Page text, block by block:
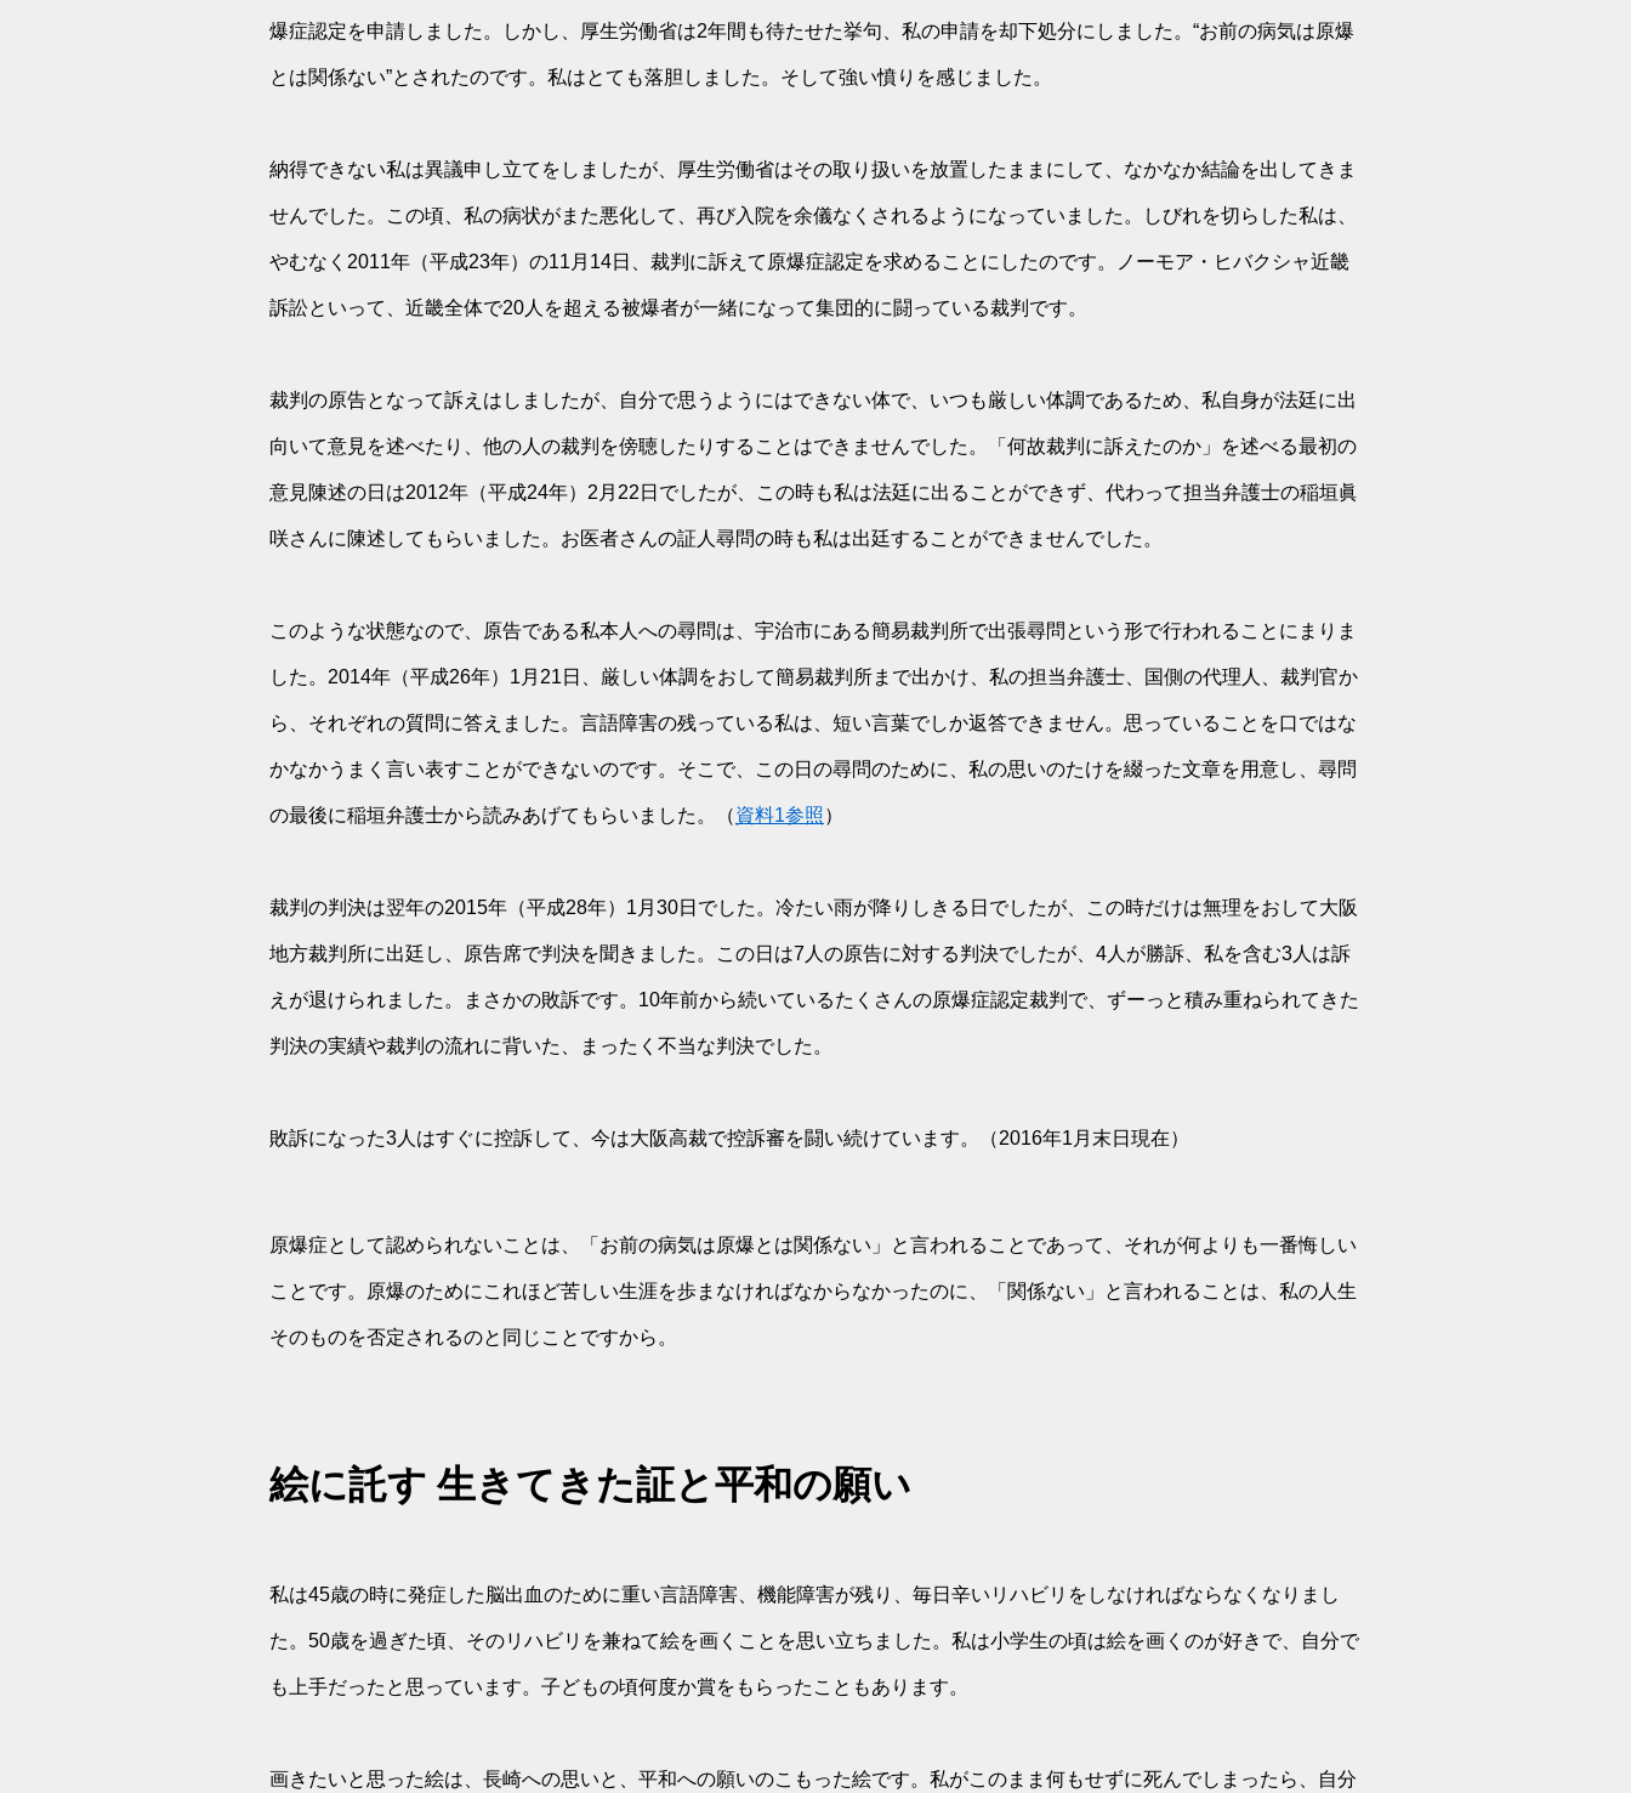
爆症認定を申請しました。しかし、厚生労働省は2年間も待たせた挙句、私の申請を却下処分にしました。“お前の病気は原爆
とは関係ない”とされたのです。私はとても落胆しました。そして強い憤りを感じました。
納得できない私は異議申し立てをしましたが、厚生労働省はその取り扱いを放置したままにして、なかなか結論を出してきま
せんでした。この頃、私の病状がまた悪化して、再び入院を余儀なくされるようになっていました。しびれを切らした私は、
やむなく2011年（平成23年）の11月14日、裁判に訴えて原爆症認定を求めることにしたのです。ノーモア・ヒバクシャ近畿
訴訟といって、近畿全体で20人を超える被爆者が一緒になって集団的に闘っている裁判です。
裁判の原告となって訴えはしましたが、自分で思うようにはできない体で、いつも厳しい体調であるため、私自身が法廷に出
向いて意見を述べたり、他の人の裁判を傍聴したりすることはできませんでした。「何故裁判に訴えたのか」を述べる最初の
意見陳述の日は2012年（平成24年）2月22日でしたが、この時も私は法廷に出ることができず、代わって担当弁護士の稲垣眞
咲さんに陳述してもらいました。お医者さんの証人尋問の時も私は出廷することができませんでした。
このような状態なので、原告である私本人への尋問は、宇治市にある簡易裁判所で出張尋問という形で行われることにまりま
した。2014年（平成26年）1月21日、厳しい体調をおして簡易裁判所まで出かけ、私の担当弁護士、国側の代理人、裁判官か
ら、それぞれの質問に答えました。言語障害の残っている私は、短い言葉でしか返答できません。思っていることを口ではな
かなかうまく言い表すことができないのです。そこで、この日の尋問のために、私の思いのたけを綴った文章を用意し、尋問
の最後に稲垣弁護士から読みあげてもらいました。（資料1参照）
裁判の判決は翌年の2015年（平成28年）1月30日でした。冷たい雨が降りしきる日でしたが、この時だけは無理をおして大阪
地方裁判所に出廷し、原告席で判決を聞きました。この日は7人の原告に対する判決でしたが、4人が勝訴、私を含む3人は訴
えが退けられました。まさかの敗訴です。10年前から続いているたくさんの原爆症認定裁判で、ずーっと積み重ねられてきた
判決の実績や裁判の流れに背いた、まったく不当な判決でした。
敗訴になった3人はすぐに控訴して、今は大阪高裁で控訴審を闘い続けています。（2016年1月末日現在）
原爆症として認められないことは、「お前の病気は原爆とは関係ない」と言われることであって、それが何よりも一番悔しい
ことです。原爆のためにこれほど苦しい生涯を歩まなければなからなかったのに、「関係ない」と言われることは、私の人生
そのものを否定されるのと同じことですから。
絵に託す 生きてきた証と平和の願い
私は45歳の時に発症した脳出血のために重い言語障害、機能障害が残り、毎日辛いリハビリをしなければならなくなりまし
た。50歳を過ぎた頃、そのリハビリを兼ねて絵を画くことを思い立ちました。私は小学生の頃は絵を画くのが好きで、自分で
も上手だったと思っています。子どもの頃何度か賞をもらったこともあります。
画きたいと思った絵は、長崎への思いと、平和への願いのこもった絵です。私がこのまま何もせずに死んでしまったら、自分